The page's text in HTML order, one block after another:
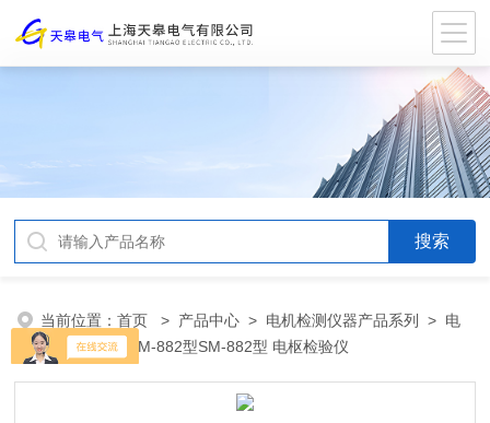
当前位置：首页 > 产品中心 > 电机检测仪器产品系列 > 电
枢检验仪> SM-882型SM-882型 电枢检验仪